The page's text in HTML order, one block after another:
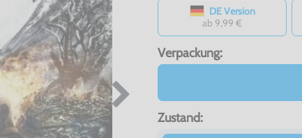
DE Version
ab 9,99 €
Verpackung:
Zustand: